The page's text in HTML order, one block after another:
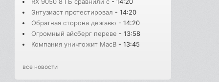
Энтузиаст протестировал - 14:20
Обратная сторона дежавю - 14:20
Огромный айсберг переве - 13:58
Компания уничтожит MacB - 13:45
все новости